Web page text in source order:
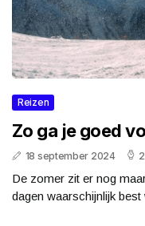
Reizen
Zo ga je goed
18 september 2024
De zomer zit er nog
dagen waarschijnlijk